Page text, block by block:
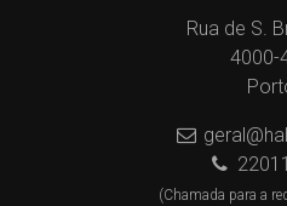
Rua de S.
4000-
(Chamada para a